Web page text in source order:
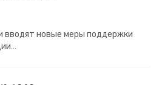
вводят новые меры поддержки